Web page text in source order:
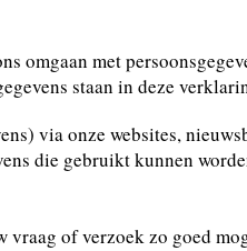
omgaan met
staan in deze
via onze websites,
die gebruikt kunnen
vraag of verzoek zo goed